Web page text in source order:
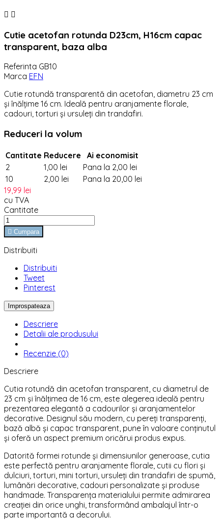
 
Cutie acetofan rotunda D23cm, H16cm capac
transparent, baza alba
Referinta GB10
Marca EFN
Cutie rotundă transparentă din acetofan, diametru 23 cm
și înălțime 16 cm. Ideală pentru aranjamente florale,
cadouri, torturi și ursuleți din trandafiri.
Reduceri la volum
Cantitate Reducere
Ai economisit
2
1,00 lei
Pana la 2,00 lei
10
2,00 lei
Pana la 20,00 lei
19,99 lei
cu TVA
Cantitate
 Cumpara
Distribuiti
Distribuiti
Tweet
Pinterest
Descriere
Detalii ale produsului
Recenzie (0)
Descriere
Cutia rotundă din acetofan transparent, cu diametrul de
23 cm și înălțimea de 16 cm, este alegerea ideală pentru
prezentarea elegantă a cadourilor și aranjamentelor
decorative. Designul său modern, cu pereți transparenți,
bază albă și capac transparent, pune în valoare conținutul
și oferă un aspect premium oricărui produs expus.
Datorită formei rotunde și dimensiunilor generoase, cutia
este perfectă pentru aranjamente florale, cutii cu flori și
dulciuri, torturi, mini torturi, ursuleți din trandafiri de spumă,
lumânări decorative, cadouri personalizate și produse
handmade. Transparența materialului permite admirarea
creației din orice unghi, transformând ambalajul într-o
parte importantă a decorului.